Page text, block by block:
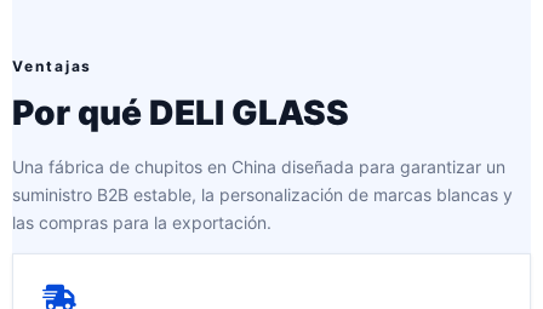
Ventajas
Por qué DELI GLASS
Una fábrica de chupitos en China diseñada para garantizar un
suministro B2B estable, la personalización de marcas blancas y
las compras para la exportación.